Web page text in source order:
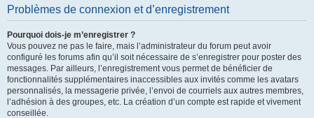
Problèmes de connexion et d’enregistrement
Pourquoi dois-je m’enregistrer ?
Vous pouvez ne pas le faire, mais l’administrateur du forum peut avoir
configuré les forums afin qu’il soit nécessaire de s’enregistrer pour poster des
messages. Par ailleurs, l’enregistrement vous permet de bénéficier de
fonctionnalités supplémentaires inaccessibles aux invités comme les avatars
personnalisés, la messagerie privée, l’envoi de courriels aux autres membres,
l’adhésion à des groupes, etc. La création d’un compte est rapide et vivement
conseillée.